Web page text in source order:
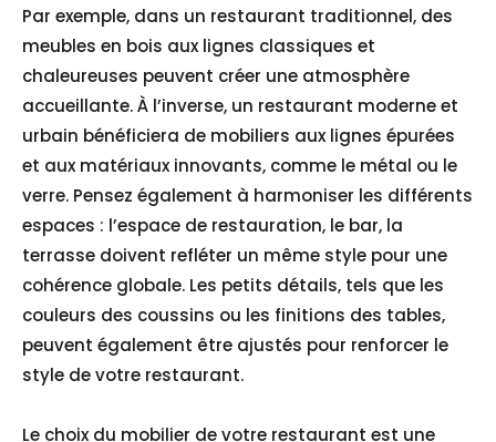
Par exemple, dans un restaurant traditionnel, des
meubles en bois aux lignes classiques et
chaleureuses peuvent créer une atmosphère
accueillante. À l’inverse, un restaurant moderne et
urbain bénéficiera de mobiliers aux lignes épurées
et aux matériaux innovants, comme le métal ou le
verre. Pensez également à harmoniser les différents
espaces : l’espace de restauration, le bar, la
terrasse doivent refléter un même style pour une
cohérence globale. Les petits détails, tels que les
couleurs des coussins ou les finitions des tables,
peuvent également être ajustés pour renforcer le
style de votre restaurant.
Le choix du mobilier de votre restaurant est une